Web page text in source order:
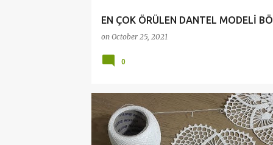
EN ÇOK ÖRÜLEN DANTEL MODELİ
on October 25, 2021
0
ANLATIMLI DANTEL VİDEOLARI CROCHET
DANTEL VİDEOLARI DANTELLER